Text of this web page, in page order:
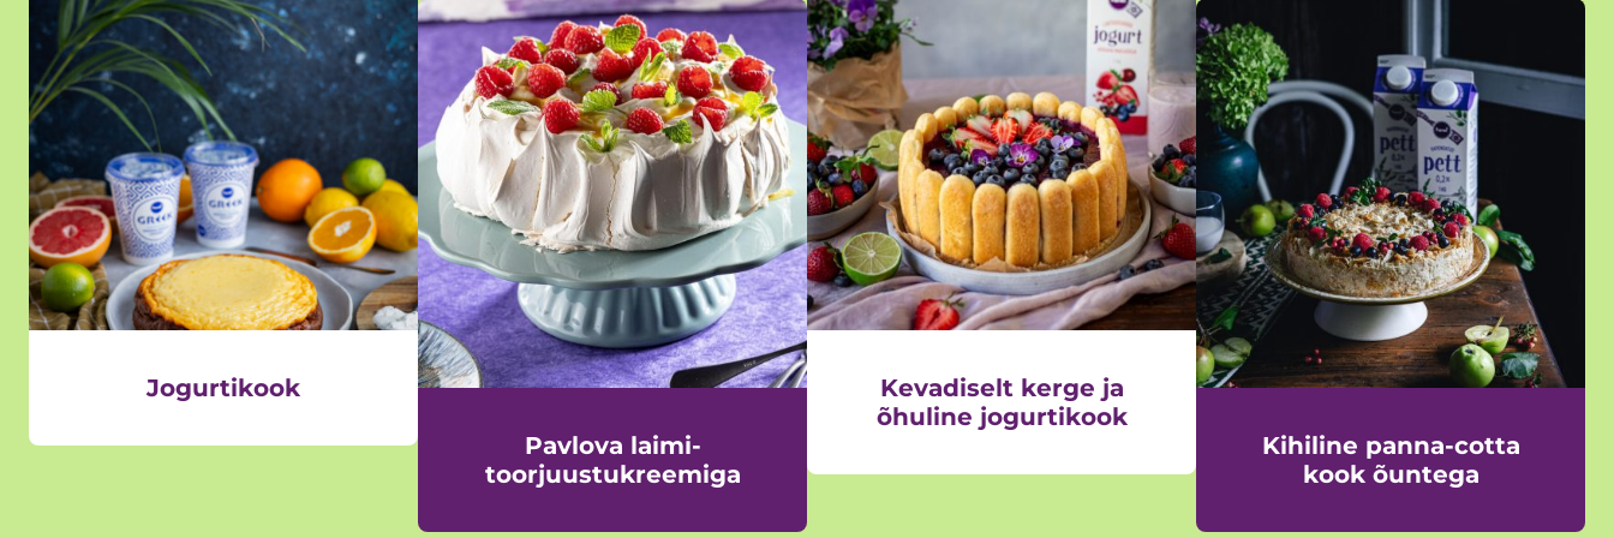
Jogurtikook
Pavlova laimi-
toorjuustukreemiga
Kevadiselt kerge ja
õhuline jogurtikook
Kihiline panna-cotta
kook õuntega